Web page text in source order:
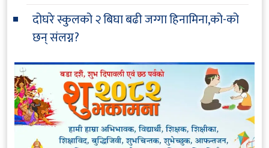
दोघरे स्कुलको २ बिघा बढी जग्गा हिनामिना,को-को
छन् संलग्न?